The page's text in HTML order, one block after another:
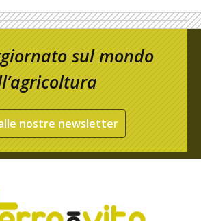
sul mondo
nostre newsletter